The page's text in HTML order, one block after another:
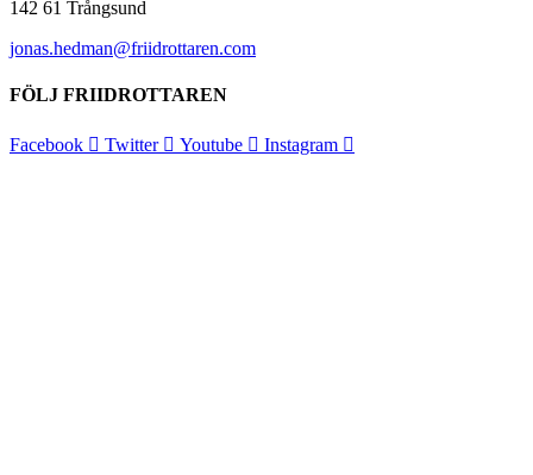
142 61 Trångsund
jonas.hedman@friidrottaren.com
FÖLJ FRIIDROTTAREN
Facebook Twitter Youtube Instagram